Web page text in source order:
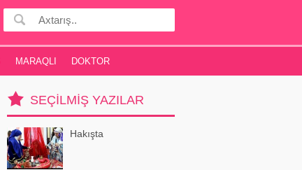
MARAQLI DOKTOR
SEÇILMIŞ YAZILAR
Hakışta